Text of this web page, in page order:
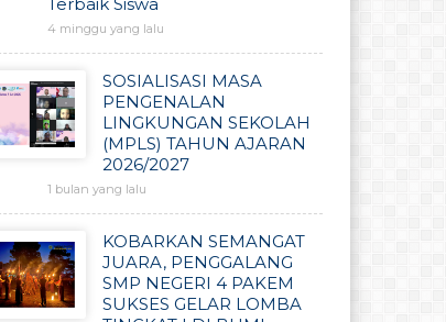
4 minggu yang lalu
SOSIALISASI MASA
PENGENALAN
LINGKUNGAN SEKOLAH
(MPLS) TAHUN AJARAN
2026/2027
1 bulan yang lalu
KOBARKAN SEMANGAT
JUARA, PENGGALANG
SMP NEGERI 4 PAKEM
SUKSES GELAR LOMBA